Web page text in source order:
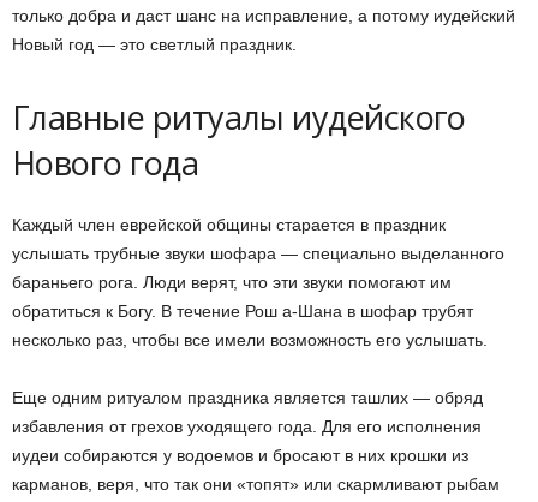
только добра и даст шанс на исправление, а потому иудейский
Новый год — это светлый праздник.
Главные ритуалы иудейского
Нового года
Каждый член еврейской общины старается в праздник
услышать трубные звуки шофара — специально выделанного
бараньего рога. Люди верят, что эти звуки помогают им
обратиться к Богу. В течение Рош а-Шана в шофар трубят
несколько раз, чтобы все имели возможность его услышать.
Еще одним ритуалом праздника является ташлих — обряд
избавления от грехов уходящего года. Для его исполнения
иудеи собираются у водоемов и бросают в них крошки из
карманов, веря, что так они «топят» или скармливают рыбам